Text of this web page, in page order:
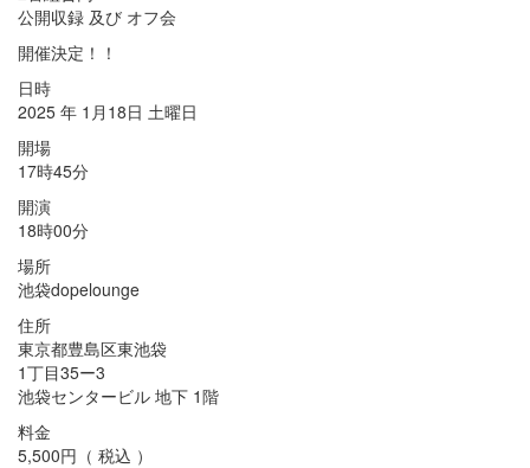
公開収録 及び オフ会
開催決定！！
日時
2025 年 1月18日 土曜日
開場
17時45分
開演
18時00分
場所
池袋dopelounge
住所
東京都豊島区東池袋
1丁目35ー3
池袋センタービル 地下 1階
料金
5,500円（ 税込 ）